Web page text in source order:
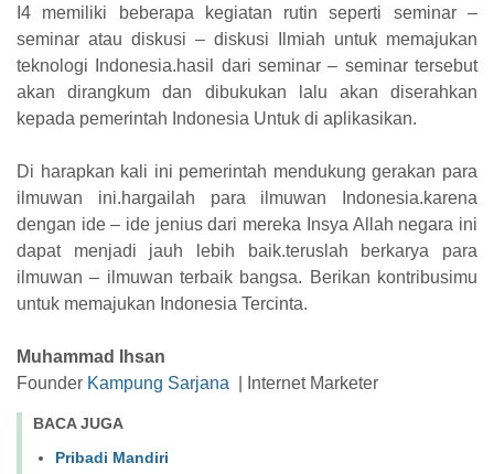
I4 memiliki beberapa kegiatan rutin seperti seminar –
seminar atau diskusi – diskusi Ilmiah untuk memajukan
teknologi Indonesia.hasil dari seminar – seminar tersebut
akan dirangkum dan dibukukan lalu akan diserahkan
kepada pemerintah Indonesia Untuk di aplikasikan.
Di harapkan kali ini pemerintah mendukung gerakan para
ilmuwan ini.hargailah para ilmuwan Indonesia.karena
dengan ide – ide jenius dari mereka Insya Allah negara ini
dapat menjadi jauh lebih baik.teruslah berkarya para
ilmuwan – ilmuwan terbaik bangsa. Berikan kontribusimu
untuk memajukan Indonesia Tercinta.
Muhammad Ihsan
Founder Kampung Sarjana | Internet Marketer
BACA JUGA
Pribadi Mandiri